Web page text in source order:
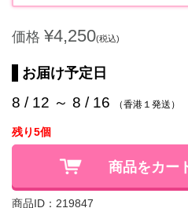
価格 ¥4,250(税込)
お届け予定日
8 / 12 ～ 8 / 16 （香港１発送）
残り5個
商品をカー
商品ID：219847